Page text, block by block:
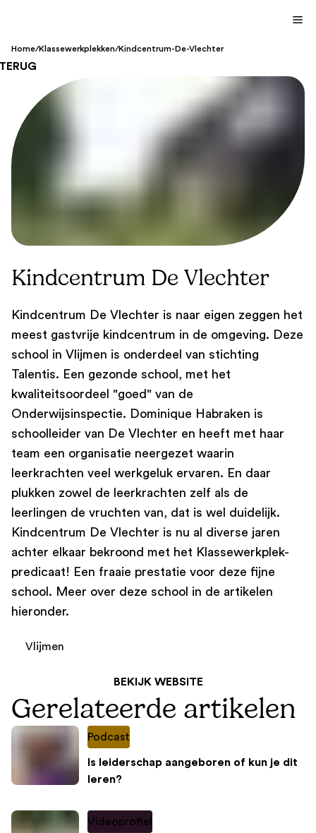
Home/Klassewerkplekken/Kindcentrum-De-Vlechter
Kindcentrum De Vlechter
Kindcentrum De Vlechter is naar eigen zeggen het
meest gastvrije kindcentrum in de omgeving. Deze
school in Vlijmen is onderdeel van stichting
Talentis. Een gezonde school, met het
kwaliteitsoordeel "goed" van de
Onderwijsinspectie. Dominique Habraken is
schoolleider van De Vlechter en heeft met haar
team een organisatie neergezet waarin
leerkrachten veel werkgeluk ervaren. En daar
plukken zowel de leerkrachten zelf als de
leerlingen de vruchten van, dat is wel duidelijk.
Kindcentrum De Vlechter is nu al diverse jaren
achter elkaar bekroond met het Klassewerkplek-
predicaat! Een fraaie prestatie voor deze fijne
school. Meer over deze school in de artikelen
hieronder.
Vlijmen
BEKIJK WEBSITE
Gerelateerde artikelen
Podcast
Is leiderschap aangeboren of kun je dit
leren?
Videoprofiel